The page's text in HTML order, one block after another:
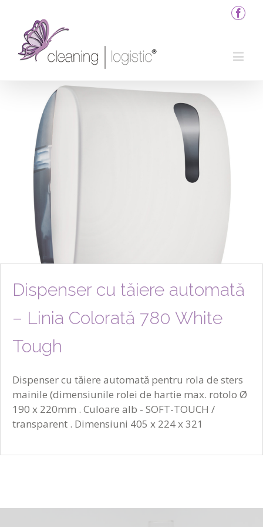
Dispenser cu tăiere automată
– Linia Colorată 780 White
Tough
Dispenser cu tăiere automată pentru rola de sters
mainile (dimensiunile rolei de hartie max. rotolo Ø
190 x 220mm . Culoare alb - SOFT-TOUCH /
transparent . Dimensiuni 405 x 224 x 321